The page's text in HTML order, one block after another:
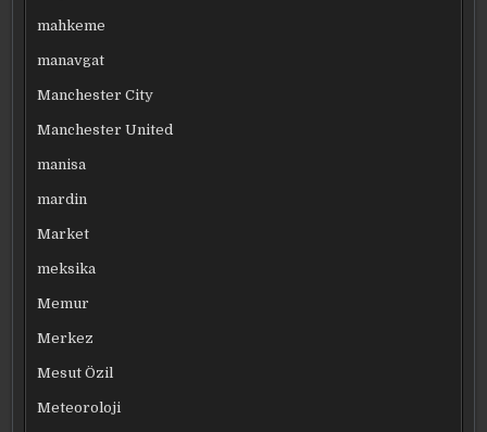
mahkeme
manavgat
Manchester City
Manchester United
manisa
mardin
Market
meksika
Memur
Merkez
Mesut Özil
Meteoroloji